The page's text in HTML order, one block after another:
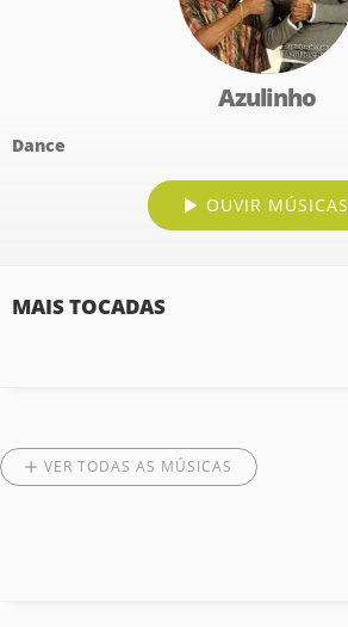
Azulinho
Dance
OUVIR MÚSICAS
MAIS TOCADAS
VER TODAS AS MÚSICAS